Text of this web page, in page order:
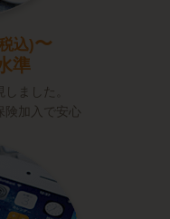
込)〜
準
ました。
険加入で安心